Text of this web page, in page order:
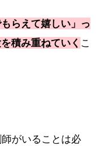
らえて嬉しい」っ
積み重ねていく こ
師がいることは必